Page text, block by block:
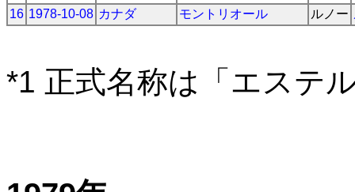
16 1978-10-08 カナダ モントリオール ルノー
*1 正式名称は「エステ